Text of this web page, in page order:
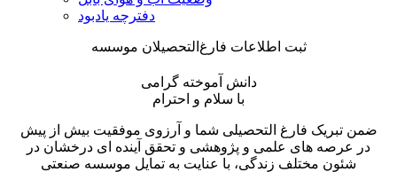
دفترچه یادبود
ثبت اطلاعات فارغ‌التحصیلان موسسه
دانش آموخته گرامی
با سلام و احترام
ضمن تبریک فارغ التحصیلی شما و آرزوی موفقیت بیش از پیش
در عرصه های علمی و پژوهشی و تحقق آینده ای درخشان در
شئون مختلف زندگی، با عنایت به تمایل موسسه صنعتی